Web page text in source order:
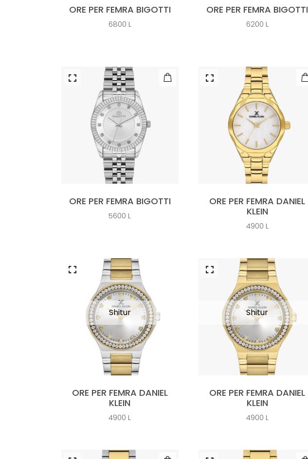
ORE PER FEMRA BIGOTTI
6800 L
ORE PER FEMRA BIGOTTI
6200 L
ORE PER FEMRA BIGOTTI
5600 L
ORE PER FEMRA DANIEL
KLEIN
4900 L
ORE PER FEMRA DANIEL
KLEIN
4900 L
ORE PER FEMRA DANIEL
KLEIN
4900 L